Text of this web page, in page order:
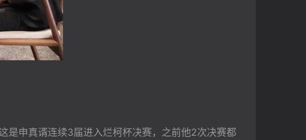
申真谞连续3届进入烂柯杯决赛，之前他2次决赛都